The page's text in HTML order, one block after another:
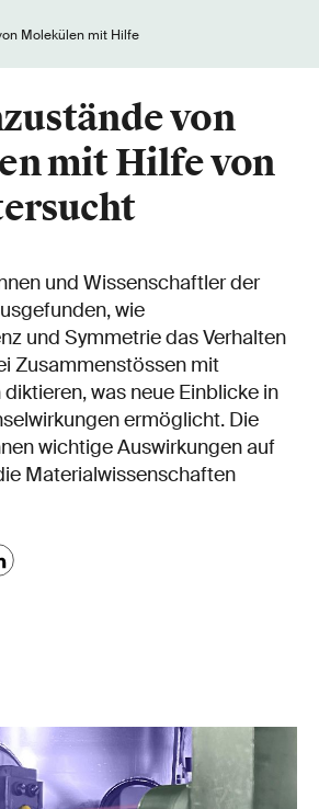
von
mit Hilfe von
und Wissenschaftler der
wie
und Symmetrie das Verhalten
Zusammenstössen mit
was neue Einblicke in
ermöglicht. Die
wichtige Auswirkungen auf
Materialwissenschaften